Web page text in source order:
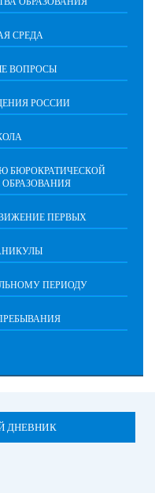
СРЕДА
ВОПРОСЫ
РОССИИ
БЮРОКРАТИЧЕСКОЙ
ПЕРВЫХ
ПЕРИОДУ
ДНЕВНИК